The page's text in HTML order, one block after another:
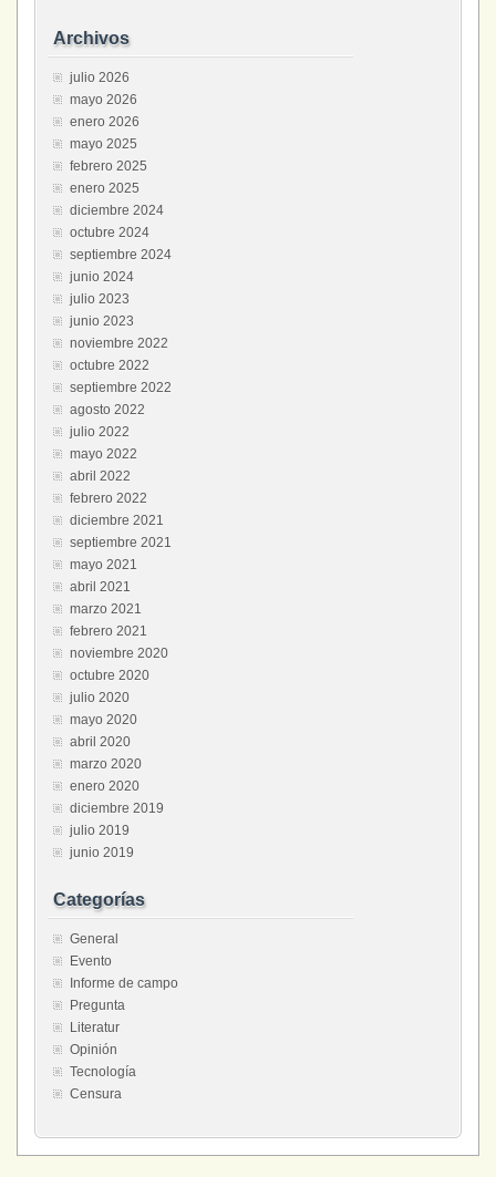
Archivos
julio 2026
mayo 2026
enero 2026
mayo 2025
febrero 2025
enero 2025
diciembre 2024
octubre 2024
septiembre 2024
junio 2024
julio 2023
junio 2023
noviembre 2022
octubre 2022
septiembre 2022
agosto 2022
julio 2022
mayo 2022
abril 2022
febrero 2022
diciembre 2021
septiembre 2021
mayo 2021
abril 2021
marzo 2021
febrero 2021
noviembre 2020
octubre 2020
julio 2020
mayo 2020
abril 2020
marzo 2020
enero 2020
diciembre 2019
julio 2019
junio 2019
Categorías
General
Evento
Informe de campo
Pregunta
Literatur
Opinión
Tecnología
Censura